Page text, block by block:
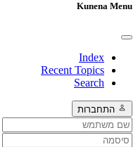
Kunena Menu
Index
Recent Topics
Search
התחברות